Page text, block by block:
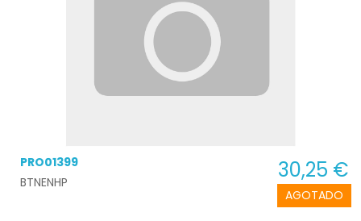
AGOTADO
PRO01399
BTNENHP
30,25 €